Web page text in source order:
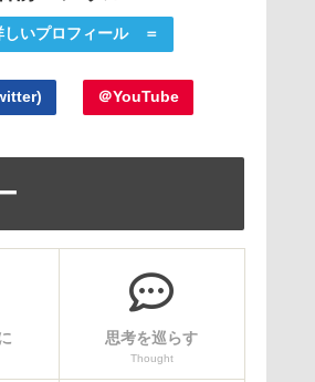
いプロフィール ＝
＠YouTube
思考を巡らす
Thought